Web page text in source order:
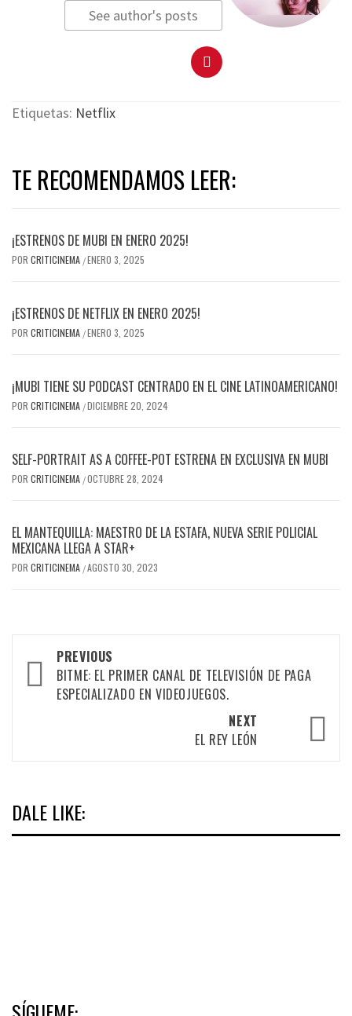
See author's posts
Etiquetas: Netflix
TE RECOMENDAMOS LEER:
¡ESTRENOS DE MUBI EN ENERO 2025!
POR CRITICINEMA /ENERO 3, 2025
¡ESTRENOS DE NETFLIX EN ENERO 2025!
POR CRITICINEMA /ENERO 3, 2025
¡MUBI TIENE SU PODCAST CENTRADO EN EL CINE LATINOAMERICANO!
POR CRITICINEMA /DICIEMBRE 20, 2024
SELF-PORTRAIT AS A COFFEE-POT ESTRENA EN EXCLUSIVA EN MUBI
POR CRITICINEMA /OCTUBRE 28, 2024
EL MANTEQUILLA: MAESTRO DE LA ESTAFA, NUEVA SERIE POLICIAL
MEXICANA LLEGA A STAR+
POR CRITICINEMA /AGOSTO 30, 2023
Post
navigation
PREVIOUS
BITME: EL PRIMER CANAL DE TELEVISIÓN DE PAGA
ESPECIALIZADO EN VIDEOJUEGOS.
NEXT
EL REY LEÓN
DALE LIKE: